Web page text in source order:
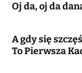
Oj da, oj da
A gdy się
To Pierwsza